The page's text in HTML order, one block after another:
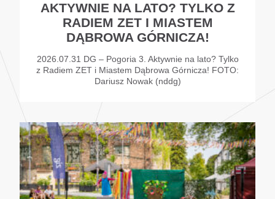
AKTYWNIE NA LATO? TYLKO Z
RADIEM ZET I MIASTEM
DĄBROWA GÓRNICZA!
2026.07.31 DG – Pogoria 3. Aktywnie na lato? Tylko
z Radiem ZET i Miastem Dąbrowa Górnicza! FOTO:
Dariusz Nowak (nddg)